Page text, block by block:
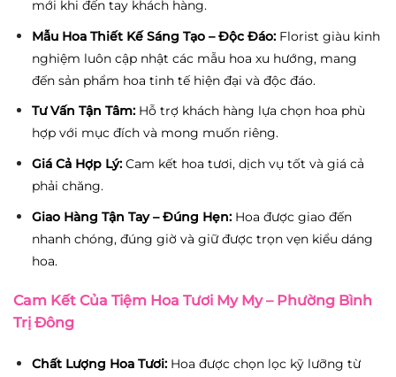
mới khi đến tay khách hàng.
Mẫu Hoa Thiết Kế Sáng Tạo – Độc Đáo:Florist giàu kinh
nghiệm luôn cập nhật các mẫu hoa xu hướng, mang
đến sản phẩm hoa tinh tế hiện đại và độc đáo.
Tư Vấn Tận Tâm:Hỗ trợ khách hàng lựa chọn hoa phù
hợp với mục đích và mong muốn riêng.
Giá Cả Hợp Lý:Cam kết hoa tươi, dịch vụ tốt và giá cả
phải chăng.
Giao Hàng Tận Tay – Đúng Hẹn:Hoa được giao đến
nhanh chóng, đúng giờ và giữ được trọn vẹn kiểu dáng
hoa.
Cam Kết Của Tiệm Hoa Tươi My My – Phường Bình
Trị Đông
Chất Lượng Hoa Tươi:Hoa được chọn lọc kỹ lưỡng từ